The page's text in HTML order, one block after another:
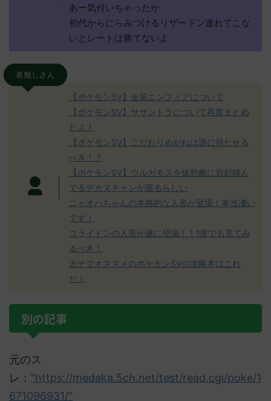
あー気付いちゃったか
初代からにらみつけるリザードン連れてこな
いとレートは勝てないよ
名無しさん
【ポケモンSV】金策ニンフィアについて
【ポケモンSV】サザンドラについて再度まとめ
たよ！
【ポケモンSV】こだわりめがねは誰に持たせる
べき！？
【ポケモンSV】ウルガモスを仮想敵に岩封積ん
でるデカヌチャンが居るらしい
ニャオハちゃんの本格的な人形が登場！本当凄い
です！
コライドンの人形が遂に登場！！1度でも見てみ
るべき！
ガチでオススメのポケモンSVの攻略本はこれ
だ！
別の記事
元のス
レ： "https://medaka.5ch.net/test/read.cgi/poke/1
671096931/"